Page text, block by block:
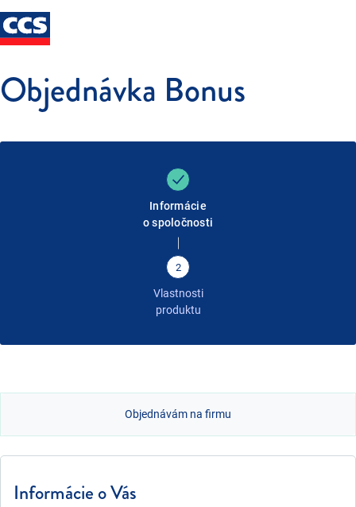
Objednávka Bonus
Informácie
o spoločnosti
2
Vlastnosti
produktu
Objednávám na firmu
Informácie o Vás